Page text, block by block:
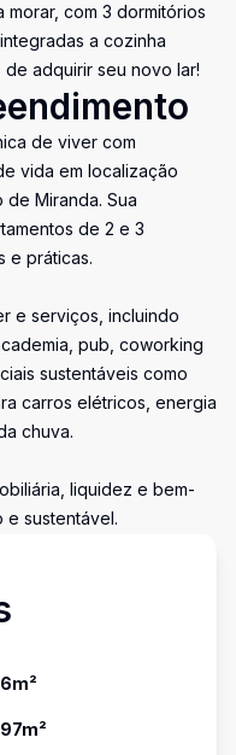
com 3 dormitórios
a cozinha
adquirir seu novo lar!
de viver com
vida em localização
de Miranda. Sua
de 2 e 3
e práticas.
e serviços, incluindo
pub, coworking
sustentáveis como
carros elétricos, energia
chuva.
liquidez e bem-
e sustentável.
m²
97m²